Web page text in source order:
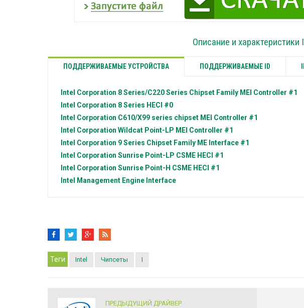
Описание и
ПОДДЕРЖИВАЕМЫЕ УСТРОЙСТВА ПОДДЕРЖИВАЕМЫЕ ID
Intel Corporation 8 Series/C220 Series Chipset Family MEI Controller #1
Intel Corporation 8 Series HECI #0
Intel Corporation C610/X99 series chipset MEI Controller #1
Intel Corporation Wildcat Point-LP MEI Controller #1
Intel Corporation 9 Series Chipset Family ME Interface #1
Intel Corporation Sunrise Point-LP CSME HECI #1
Intel Corporation Sunrise Point-H CSME HECI #1
Intel
Management Engine Interface
Теги Intel Чипсеты I
ПРЕДЫДУЩИЙ ДРАЙВЕР